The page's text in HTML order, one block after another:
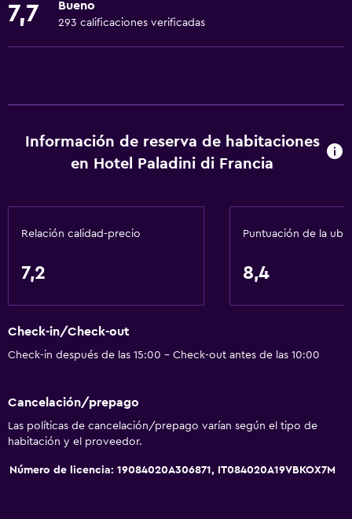
Extinguidor
Aire acondicionado
Baño
Ducha
Aseo
Papel higiénico
General
7,7 Bueno
293 calificaciones verificadas
Información de reserva de habitaciones
en Hotel Paladini di Francia
Relación calidad-precio
7,2
Puntuación de la
8,4
Check-in/Check-out
Check-in después de las 15:00 - Check-out antes de las 10:00
Cancelación/prepago
Las políticas de cancelación/prepago varían según el tipo de
habitación y el proveedor.
Número de licencia: 19084020A306871, IT084020A19VBKOX7M